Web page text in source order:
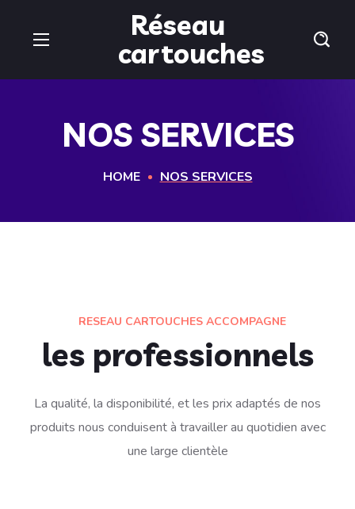
Réseau
cartouches
NOS SERVICES
HOME NOS SERVICES
RESEAU CARTOUCHES ACCOMPAGNE
les professionnels
La qualité, la disponibilité, et les prix adaptés de nos
produits nous conduisent à travailler au quotidien avec
une large clientèle